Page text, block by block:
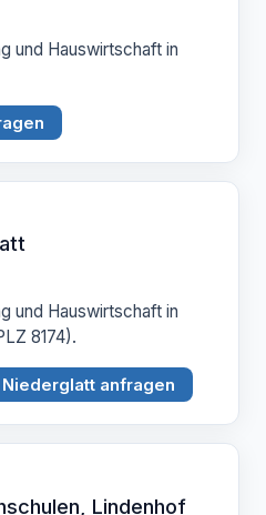
und Hauswirtschaft in
und Hauswirtschaft in
8174).
anfragen
Lindenhof